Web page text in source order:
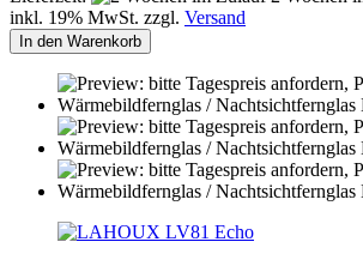
inkl. 19% MwSt. zzgl. Versand
In den Warenkorb